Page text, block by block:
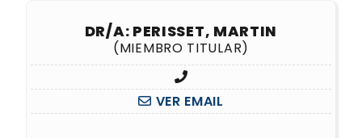
DR/A: PERISSET, MARTIN
(MIEMBRO TITULAR)
VER EMAIL